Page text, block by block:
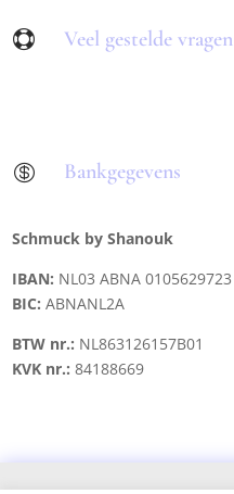
 Veel gestelde vragen
 Bankgegevens
Schmuck by Shanouk
IBAN: NL03 ABNA 0105629723
BIC: ABNANL2A
BTW nr.: NL863126157B01
KVK nr.:84188669